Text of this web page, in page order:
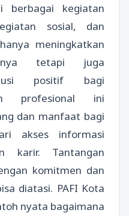
berbagai kegiatan
sosial, dan
meningkatkan
tetapi juga
positif bagi
profesional ini
dan manfaat bagi
akses informasi
karir. Tantangan
komitmen dan
diatasi. PAFI Kota
nyata bagaimana